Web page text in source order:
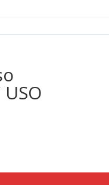
USO